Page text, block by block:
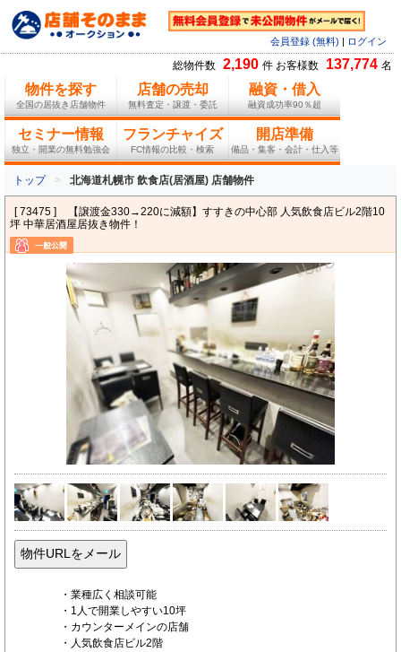
会員登録 (無料) ログイン
総物件数 2,190 件 お客様数 137,774 名
物件を探す
全国の居抜き店舗物件
店舗の売却
無料査定・譲渡・委託
融資・借入
融資成功率90％超
セミナー情報
独立・開業の無料勉強会
フランチャイズ
FC情報の比較・検索
開店準備
備品・集客・会計・仕入等
トップ 北海道札幌市 飲食店(居酒屋) 店舗物件
[ 73475 ]
【譲渡金330→220に減額】すすきの中心部 人気飲食店ビル2階10
坪 中華居酒屋居抜き物件！
・業種広く相談可能
・1人で開業しやすい10坪
・カウンターメインの店舗
・人気飲食店ビル2階